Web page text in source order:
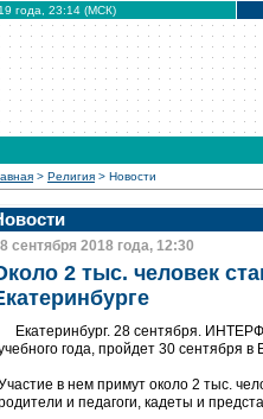
года, 23:14 (МСК)
> Религия > Новости
сентября 2018 года, 12:30
2 тыс. человек
Екатеринбург. 28 сентября.
года, пройдет 30 сентября
в нем примут около 2 тыс.
и педагоги, кадеты и